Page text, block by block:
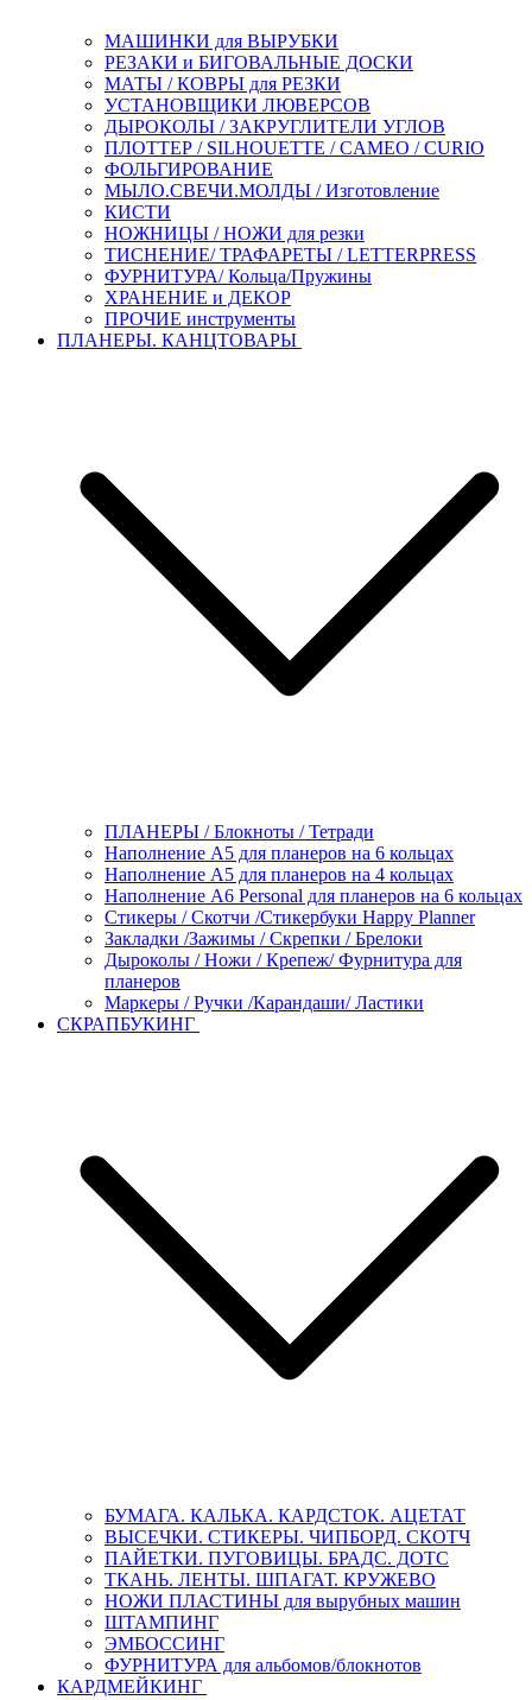
МАШИНКИ для ВЫРУБКИ
РЕЗАКИ и БИГОВАЛЬНЫЕ ДОСКИ
МАТЫ / КОВРЫ для РЕЗКИ
УСТАНОВЩИКИ ЛЮВЕРСОВ
ДЫРОКОЛЫ / ЗАКРУГЛИТЕЛИ УГЛОВ
ПЛОТТЕР / SILHOUETTE / CAMEO / CURIO
ФОЛЬГИРОВАНИЕ
МЫЛО.СВЕЧИ.МОЛДЫ / Изготовление
КИСТИ
НОЖНИЦЫ / НОЖИ для резки
ТИСНЕНИЕ/ ТРАФАРЕТЫ / LETTERPRESS
ФУРНИТУРА/ Кольца/Пружины
ХРАНЕНИЕ и ДЕКОР
ПРОЧИЕ инструменты
ПЛАНЕРЫ. КАНЦТОВАРЫ
ПЛАНЕРЫ / Блокноты / Тетради
Наполнение А5 для планеров на 6 кольцах
Наполнение А5 для планеров на 4 кольцах
Наполнение А6 Personal для планеров на 6 кольцах
Стикеры / Скотчи /Стикербуки Happy Planner
Закладки /Зажимы / Скрепки / Брелоки
Дыроколы / Ножи / Крепеж/ Фурнитура для
планеров
Маркеры / Ручки /Карандаши/ Ластики
СКРАПБУКИНГ
БУМАГА. КАЛЬКА. КАРДСТОК. АЦЕТАТ
ВЫСЕЧКИ. СТИКЕРЫ. ЧИПБОРД. СКОТЧ
ПАЙЕТКИ. ПУГОВИЦЫ. БРАДС. ДОТС
ТКАНЬ. ЛЕНТЫ. ШПАГАТ. КРУЖЕВО
НОЖИ ПЛАСТИНЫ для вырубных машин
ШТАМПИНГ
ЭМБОССИНГ
ФУРНИТУРА для альбомов/блокнотов
КАРДМЕЙКИНГ